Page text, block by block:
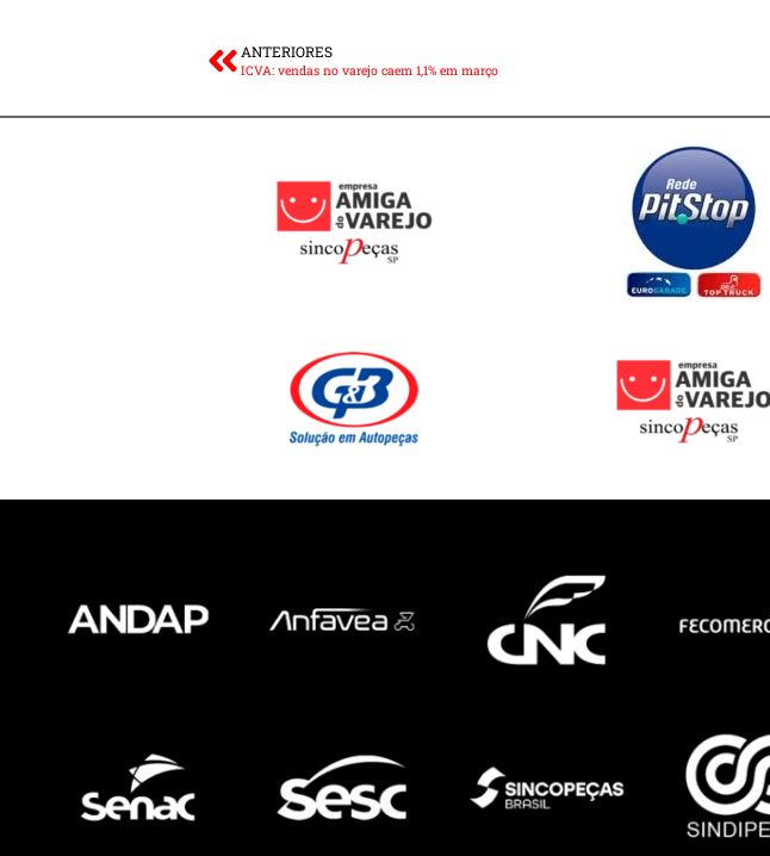
ANTERIORES
ICVA: vendas no varejo caem 1,1% em março